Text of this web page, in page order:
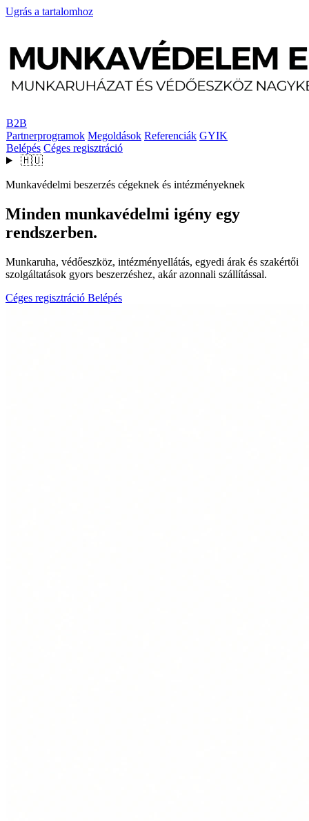
Ugrás a tartalomhoz
B2B
Partnerprogramok Megoldások Referenciák GYIK
Belépés Céges regisztráció
🇭🇺
Munkavédelmi beszerzés cégeknek és intézményeknek
Minden munkavédelmi igény egy
rendszerben.
Munkaruha, védőeszköz, intézményellátás, egyedi árak és szakértői
szolgáltatások gyors beszerzéshez, akár azonnali szállítással.
Céges regisztráció Belépés